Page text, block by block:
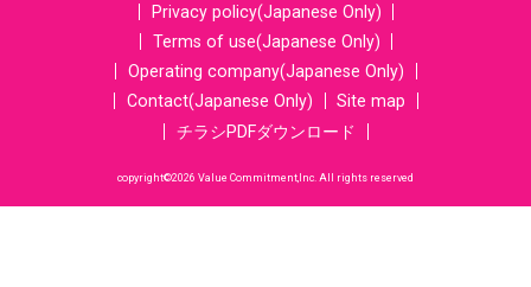
Privacy policy(Japanese Only)
Terms of use(Japanese Only)
Operating company(Japanese Only)
Contact(Japanese Only)
Site map
チラシPDFダウンロード
copyright©2026 Value Commitment,Inc. All rights reserved